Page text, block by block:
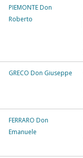
PIEMONTE Don
Roberto
GRECO Don Giuseppe
FERRARO Don
Emanuele